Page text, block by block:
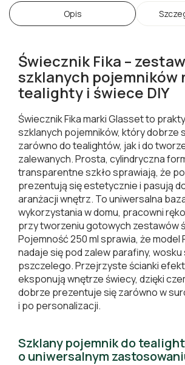
Opis
Świecznik Fika –
szklanych pojemników
tealighty i świece DIY
Świecznik Fika marki Glasset to
szklanych pojemników, który dobrze
zarówno do tealightów, jak i do
zalewanych. Prosta, cylindryczna
transparentne szkło sprawiają, że
prezentują się estetycznie i pasują
aranżacji wnętrz. To uniwersalna
wykorzystania w domu, pracowni
przy tworzeniu gotowych zestawów
Pojemność 250 ml sprawia, że model
nadaje się pod zalew parafiny,
pszczelego. Przejrzyste ścianki
eksponują wnętrze świecy, dzięki
dobrze prezentuje się zarówno w
i po personalizacji.
Szklany pojemnik do
o uniwersalnym